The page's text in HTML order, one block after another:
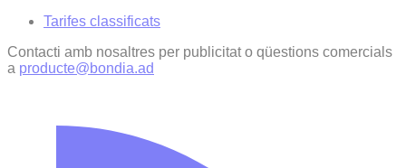
Tarifes classificats
Contacti amb nosaltres per publicitat o qüestions comercials
a producte@bondia.ad